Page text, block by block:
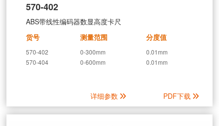
570-402
ABS带线性编码器数显高度卡尺
货号
测量范围 分度值
570-402 0-300mm
0.01mm
570-404
0-600mm 0.01mm
详细参数 PDF下载